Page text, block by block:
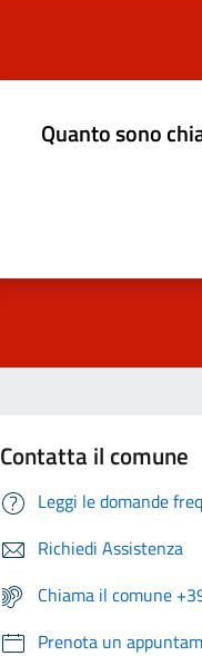
Quanto sono
Contatta il comune
Leggi le domande
Richiedi Assistenza
Chiama il comune
Prenota un